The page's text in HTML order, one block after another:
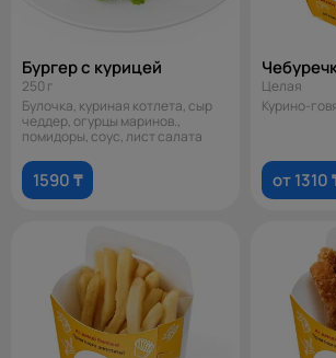
Бургер с курицей
250 г
Булочка, куриная котлета, сыр
чеддер, огурцы маринов.,
помидоры, соус, лист салата
1590 ₸
Целая
Курино-
от 1310